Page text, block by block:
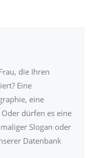
die Ihren
Eine
eine
dürfen es eine
Slogan oder
Datenbank